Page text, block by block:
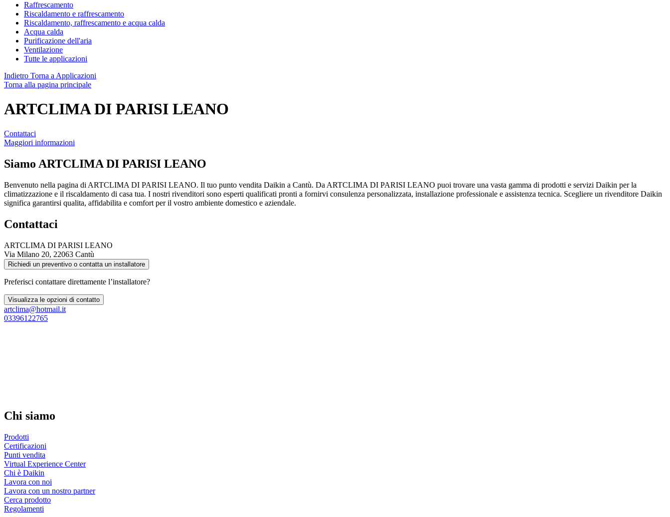
Raffrescamento
Riscaldamento e raffrescamento
Riscaldamento, raffrescamento e acqua calda
Acqua calda
Purificazione dell'aria
Ventilazione
Tutte le applicazioni
Indietro Torna a Applicazioni
Torna alla pagina principale
ARTCLIMA DI PARISI LEANO
Contattaci
Maggiori informazioni
Siamo ARTCLIMA DI PARISI LEANO
Benvenuto nella pagina di ARTCLIMA DI PARISI LEANO. Il tuo punto vendita Daikin a Cantù. Da ARTCLIMA DI PARISI LEANO puoi trovare una vasta gamma di prodotti e servizi Daikin per la
climatizzazione e il riscaldamento di casa tua. I nostri rivenditori sono esperti qualificati pronti a fornirvi consulenza personalizzata, installazione professionale e assistenza tecnica. Scegliere un rivenditore Daikin
significa garantirsi qualita, affidabilita e comfort per il vostro ambiente domestico e aziendale.
Contattaci
ARTCLIMA DI PARISI LEANO
Via Milano 20, 22063 Cantù
Richiedi un preventivo o contatta un installatore
Preferisci contattare direttamente l’installatore?
Visualizza le opzioni di contatto
artclima@hotmail.it
03396122765
Chi siamo
Prodotti
Certificazioni
Punti vendita
Virtual Experience Center
Chi è Daikin
Lavora con noi
Lavora con un nostro partner
Cerca prodotto
Regolamenti